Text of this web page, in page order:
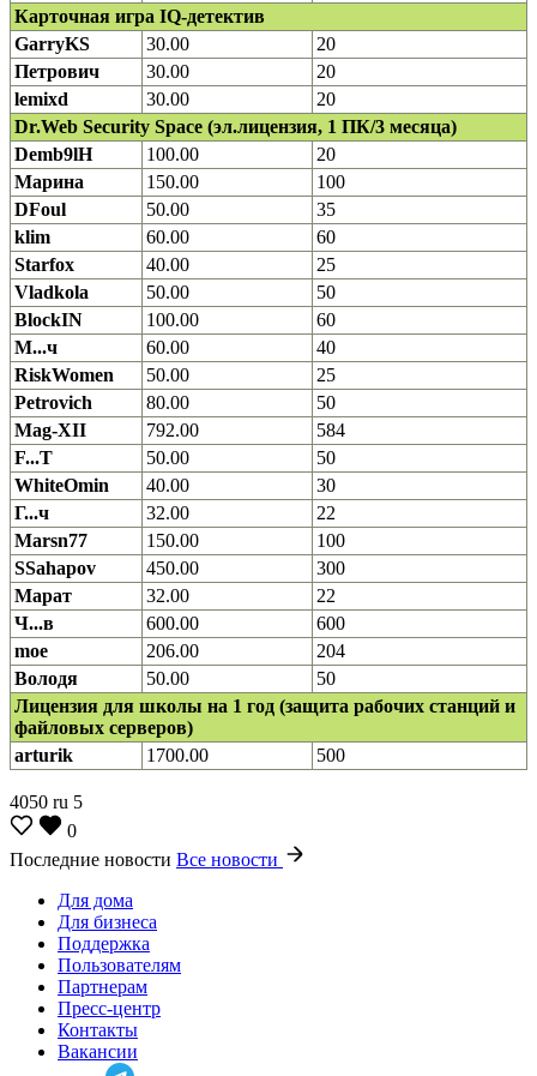
Карточная игра IQ-детектив
GarryKS
30.00
20
Петрович
30.00
20
lemixd
30.00
20
Dr.Web Security Space (эл.лицензия, 1 ПК/3 месяца)
Demb9lH
100.00
20
Марина
150.00
100
DFoul
50.00
35
klim
60.00
60
Starfox
40.00
25
Vladkola
50.00
50
BlockIN
100.00
60
М...ч
60.00
40
RiskWomen
50.00
25
Petrovich
80.00
50
Маg-XII
792.00
584
F...T
50.00
50
WhiteOmin
40.00
30
Г...ч
32.00
22
Marsn77
150.00
100
SSahapov
450.00
300
Марат
32.00
22
Ч...в
600.00
600
moe
206.00
204
Володя
50.00
50
Лицензия для школы на 1 год (защита рабочих станций и
файловых серверов)
arturik
1700.00 500
4050 ru 5
0
Последние новости Все новости
Для дома
Для бизнеса
Поддержка
Пользователям
Партнерам
Пресс-центр
Контакты
Вакансии